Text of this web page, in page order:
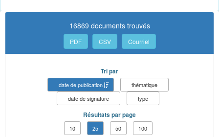
16869 documents trouvés
PDF CSV Courriel
Tri par
date de publication
thématique
date de signature
type
Résultats par page
10 25 50 100